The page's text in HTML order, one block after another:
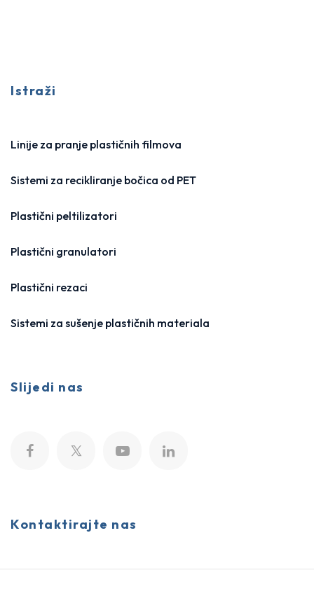
Istraži
Linije za pranje plastičnih filmova
Sistemi za recikliranje bočica od PET
Plastični peltilizatori
Plastični granulatori
Plastični rezaci
Sistemi za sušenje plastičnih materiala
Slijedi nas
Kontaktirajte nas